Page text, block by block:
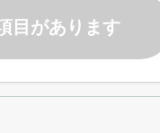
目があります